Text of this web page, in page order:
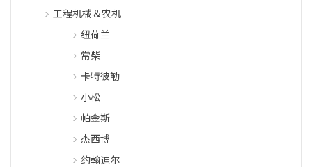
工程机械＆农机
纽荷兰
常柴
卡特彼勒
小松
帕金斯
杰西博
约翰迪尔